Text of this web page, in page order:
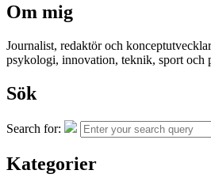
Om mig
Journalist, redaktör och
psykologi, innovation, teknik, sport och
Sök
Search for:
Kategorier